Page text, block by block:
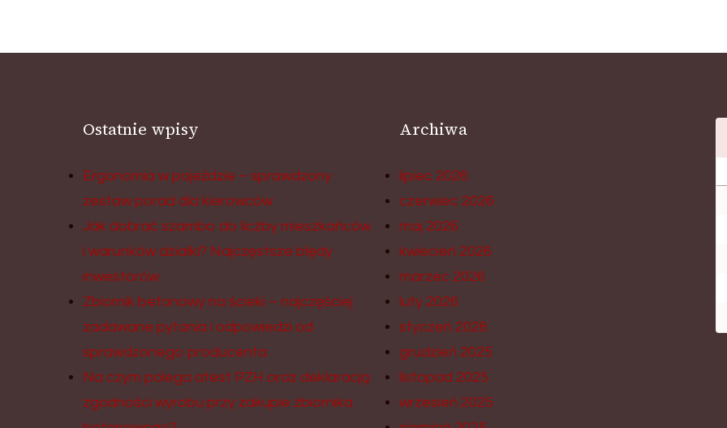
Ostatnie wpisy
Ergonomia w pojeździe – sprawdzony
zestaw porad dla kierowców
Jak dobrać szambo do liczby mieszkańców
i warunków działki? Najczęstsze błędy
inwestorów.
Zbiornik betonowy na ścieki – najczęściej
zadawane pytania i odpowiedzi od
sprawdzonego producenta
Na czym polega atest PZH oraz deklaracją
zgodności wyrobu przy zakupie zbiornika
Archiwa
lipiec 2026
czerwiec 2026
maj 2026
kwiecień 2026
marzec 2026
luty 2026
styczeń 2026
grudzień 2025
listopad 2025
wrzesień 2025